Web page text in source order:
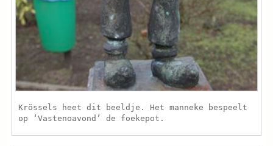
Krössels heet dit beeldje. Het manneke bespeelt
op ‘Vastenoavond’ de foekepot.